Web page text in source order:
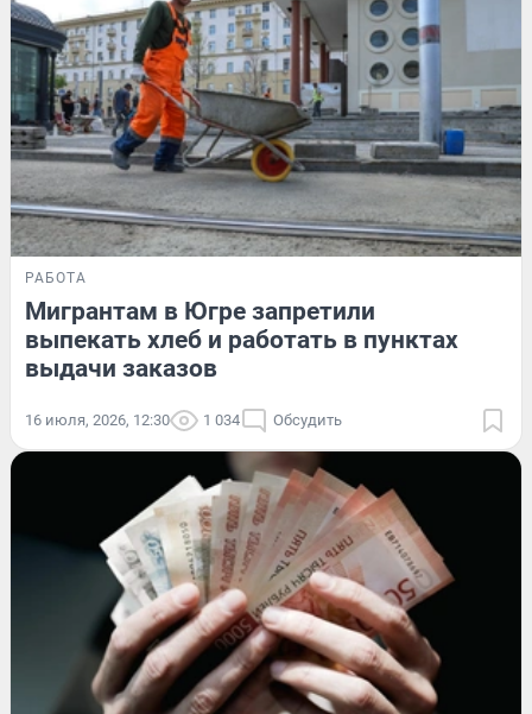
РАБОТА
Мигрантам в Югре запретили
выпекать хлеб и работать в пунктах
выдачи заказов
16 июля, 2026, 12:30 1 034 Обсудить